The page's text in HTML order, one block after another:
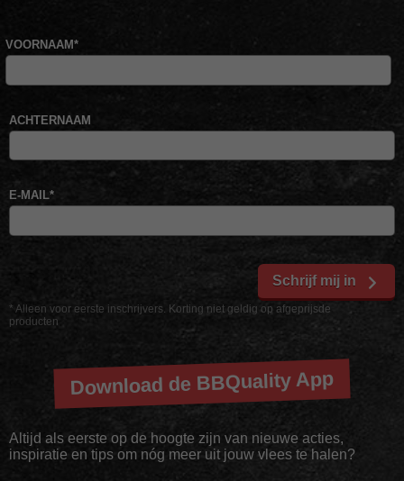
* Alleen voor eerste inschrijvers. Korting niet geldig op afgeprijsde
producten
VOORNAAM*
ACHTERNAAM
E-MAIL*
Schrijf mij in
Download de BBQuality App
Altijd als eerste op de hoogte zijn van nieuwe acties,
inspiratie en tips om nóg meer uit jouw vlees te halen?